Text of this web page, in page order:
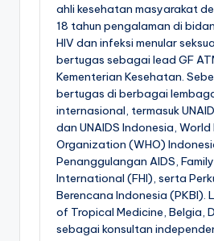
ahli kesehatan masyarakat
18 tahun pengalaman di
HIV dan infeksi menular
bertugas sebagai lead GF
Kementerian Kesehatan.
bertugas di berbagai
internasional, termasuk
dan UNAIDS Indonesia, World
Organization (WHO)
Penanggulangan AIDS,
International (FHI), serta
Berencana Indonesia (PKBI).
of Tropical Medicine, Belgia,
sebagai konsultan